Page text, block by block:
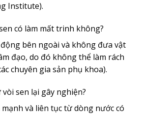
Institute).
có làm mất trinh không?
bên ngoài và không đưa vật
đạo, do đó không thể làm rách
chuyên gia sản phụ khoa).
sen lại gây nghiện?
mạnh và liên tục từ dòng nước có